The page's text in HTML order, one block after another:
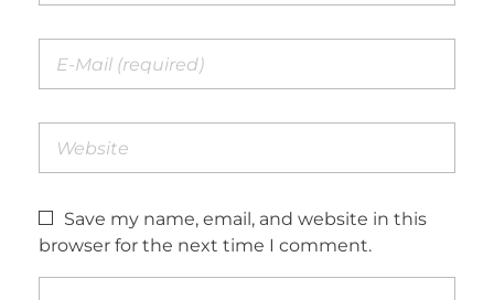
Save my name, email, and website in this
browser for the next time I comment.